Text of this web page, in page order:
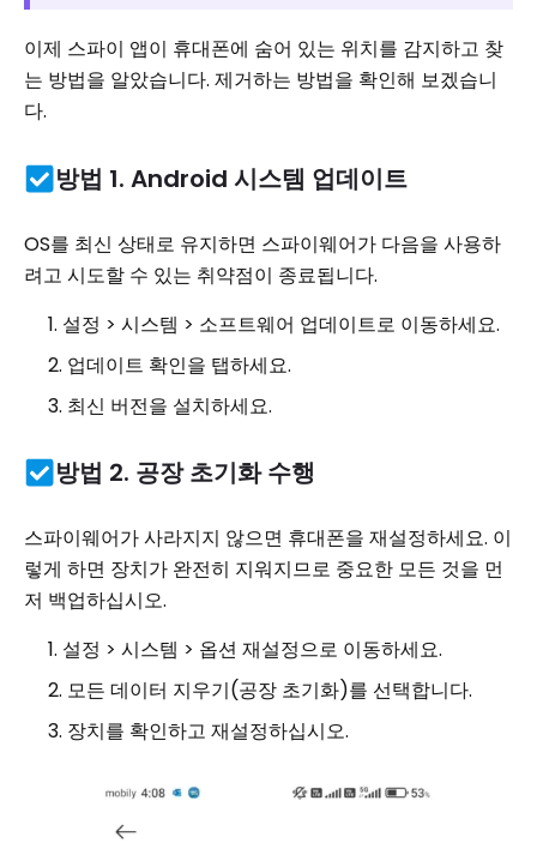
이제 스파이 앱이 휴대폰에 숨어 있는 위치를 감지하고 찾
는 방법을 알았습니다. 제거하는 방법을 확인해 보겠습니
다.
방법 1. Android 시스템 업데이트
OS를 최신 상태로 유지하면 스파이웨어가 다음을 사용하
려고 시도할 수 있는 취약점이 종료됩니다.
설정 > 시스템 > 소프트웨어 업데이트로 이동하세요.
업데이트 확인을 탭하세요.
최신 버전을 설치하세요.
방법 2. 공장 초기화 수행
스파이웨어가 사라지지 않으면 휴대폰을 재설정하세요. 이
렇게 하면 장치가 완전히 지워지므로 중요한 모든 것을 먼
저 백업하십시오.
설정 > 시스템 > 옵션 재설정으로 이동하세요.
모든 데이터 지우기(공장 초기화)를 선택합니다.
장치를 확인하고 재설정하십시오.